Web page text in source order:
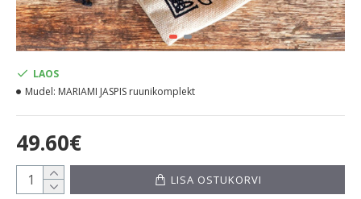
49.60€
LAOS
Mudel: MARIAMI JASPIS ruunikomplekt
LISA OSTUKORVI